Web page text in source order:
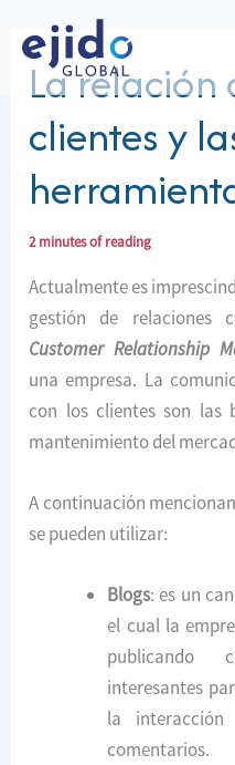
contenido
La relación
clientes y
2 minutes of reading
Actualmente es
gestión de relaciones
Customer Relationship
una empresa. La
con los clientes son las
mantenimiento del
A continuación
se pueden utilizar:
Blogs: es un
el cual la
publicando
interesantes
la
comentarios.